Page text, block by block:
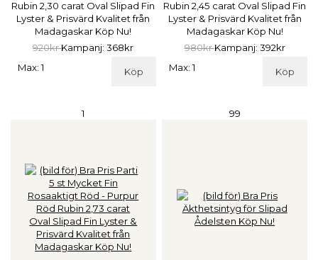
Rubin 2,30 carat Oval Slipad Fin
Lyster & Prisvärd Kvalitet från
Madagaskar Köp Nu!
920krKampanj: 368kr
Köp
Max: 1
Rubin 2,45 carat Oval Slipad Fin
Lyster & Prisvärd Kvalitet från
Madagaskar Köp Nu!
980krKampanj: 392kr
Köp
Max: 1
1 99